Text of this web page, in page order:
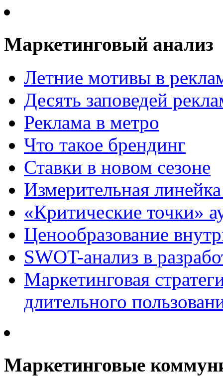
Маркетинговый анализ
Летние мотивы в
Десять заповедей
Реклама в метро
Что такое брендинг
Ставки в новом сезоне
Измерительная
«Критические точки»
Ценообразование
SWOT-анализ в
Маркетинговая
длительного
Маркетинговые